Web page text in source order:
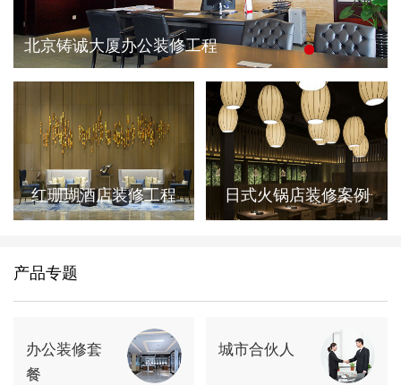
北京铸诚大厦办公装修工程
红珊瑚酒店装修工程 日式火锅店装修案例
产品专题
办公装修套
餐
城市合伙人